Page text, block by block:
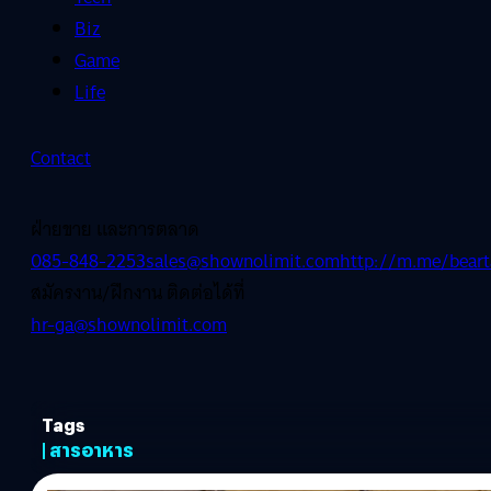
Biz
Game
Life
Contact
ฝ่ายขาย และการตลาด
085-848-2253sales@shownolimit.comhttp://m.me/
สมัครงาน/ฝึกงาน ติดต่อได้ที่
hr-ga@shownolimit.com
Tags
| สารอาหาร